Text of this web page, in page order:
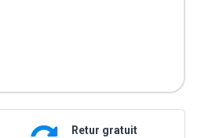
Retur gratuit